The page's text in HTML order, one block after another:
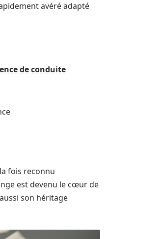
avéré adapté
de conduite
fois reconnu
est devenu le cœur de
son héritage